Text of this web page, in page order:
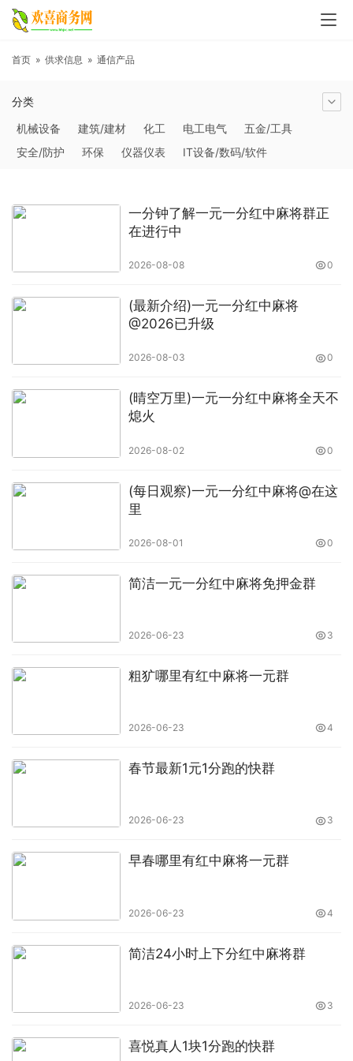
首页 » 供求信息 » 通信产品
分类
机械设备
建筑/建材 化工 电工电气
五金/工具
安全/防护
环保 仪器仪表
IT设备/数码/软件
汽摩及配件
能源 加工 照明
通信产品
工艺品/礼品
纺织/皮革 办公/文教 其他未分类
一分钟了解一元一分红中麻将群正
在进行中
2026-08-08 0
(最新介绍)一元一分红中麻将
@2026已升级
2026-08-03 0
(晴空万里)一元一分红中麻将全天不
熄火
2026-08-02 0
(每日观察)一元一分红中麻将@在这
里
2026-08-01 0
简洁一元一分红中麻将免押金群
2026-06-23 3
粗犷哪里有红中麻将一元群
2026-06-23 4
春节最新1元1分跑的快群
2026-06-23 3
早春哪里有红中麻将一元群
2026-06-23 4
简洁24小时上下分红中麻将群
2026-06-23 3
喜悦真人1块1分跑的快群